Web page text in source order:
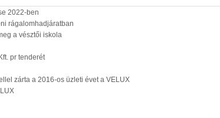
2022-ben
rágalomhadjáratban
a vésztői iskola
pr tenderét
zárta a 2016-os üzleti évet a VELUX